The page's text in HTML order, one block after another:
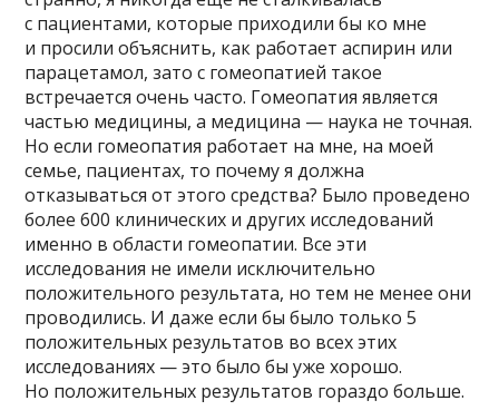
с пациентами, которые приходили бы ко мне
и просили объяснить, как работает аспирин или
парацетамол, зато с гомеопатией такое
встречается очень часто. Гомеопатия является
частью медицины, а медицина — наука не точная.
Но если гомеопатия работает на мне, на моей
семье, пациентах, то почему я должна
отказываться от этого средства? Было проведено
более 600 клинических и других исследований
именно в области гомеопатии. Все эти
исследования не имели исключительно
положительного результата, но тем не менее они
проводились. И даже если бы было только 5
положительных результатов во всех этих
исследованиях — это было бы уже хорошо.
Но положительных результатов гораздо больше.